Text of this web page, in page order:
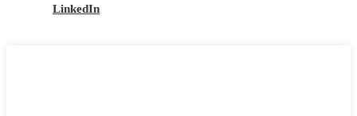
LinkedIn